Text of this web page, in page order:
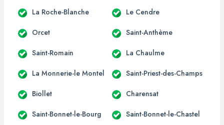
La Roche-Blanche Le Cendre
Orcet Saint-Anthème
Saint-Romain La Chaulme
La Monnerie-le Montel Saint-Priest-des-Champs
Biollet Charensat
Saint-Bonnet-le-Bourg Saint-Bonnet-le-Chastel